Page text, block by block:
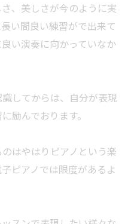
、美しさが今のように実
い間良い練習がで出来て
い演奏に向かっていなか
してからは、自分が表現
励んでおります。
はやはりピアノという楽
ピアノでは限度があるよ